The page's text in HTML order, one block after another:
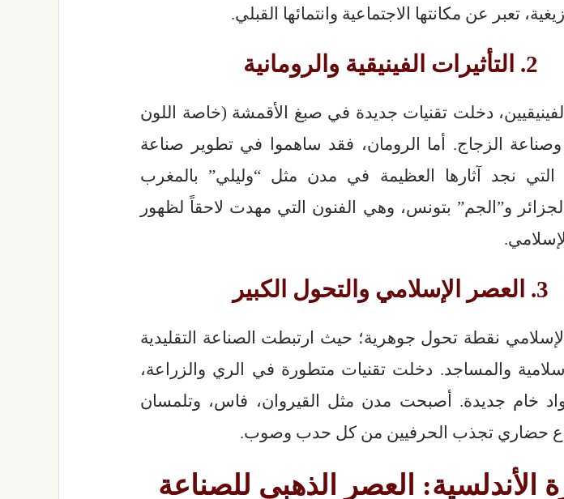
تعبر عن مكانتها الاجتماعية وانتمائها القبلي.
2. التأثيرات الفينيقية والرومانية
دخلت تقنيات جديدة في صبغ الأقمشة (خاصة اللون
وصناعة الزجاج. أما الرومان، فقد ساهموا في تطوير صناعة
التي نجد آثارها العظيمة في مدن مثل “وليلي” بالمغرب
و”الجم” بتونس، وهي الفنون التي مهدت لاحقاً لظهور
3. العصر الإسلامي والتحول الكبير
نقطة تحول جوهرية؛ حيث ارتبطت الصناعة التقليدية
والمساجد. دخلت تقنيات متطورة في الري والزراعة،
خام جديدة. أصبحت مدن مثل القيروان، فاس، وتلمسان
حضاري تجذب الحرفيين من كل حدب وصوب.
الأندلسية: العصر الذهبي للصناعة